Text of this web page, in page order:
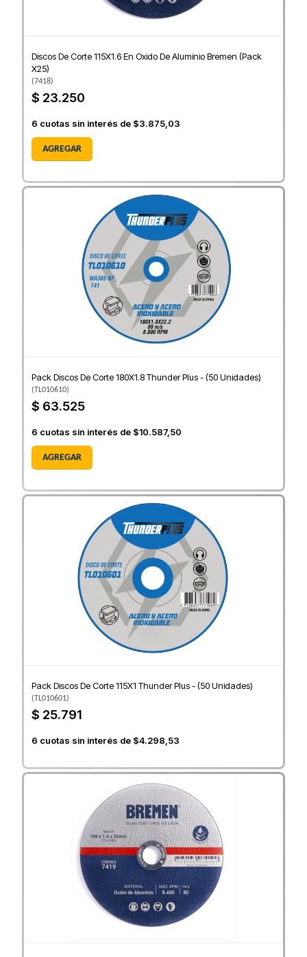
Discos De Corte 115X1.6 En Oxido De Aluminio Bremen (Pack
X25)
(7418)
$ 23.250
6 cuotas sin interés de $3.875,03
AGREGAR
Pack Discos De Corte 180X1.8 Thunder Plus - (50 Unidades)
( TL010610)
$ 63.525
6 cuotas sin interés de $10.587,50
AGREGAR
Pack Discos De Corte 115X1 Thunder Plus - (50 Unidades)
( TL010601)
$ 25.791
6 cuotas sin interés de $4.298,53